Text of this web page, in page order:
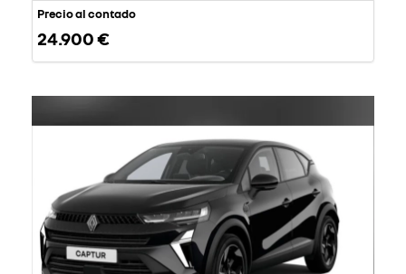
Precio al contado
24.900 €